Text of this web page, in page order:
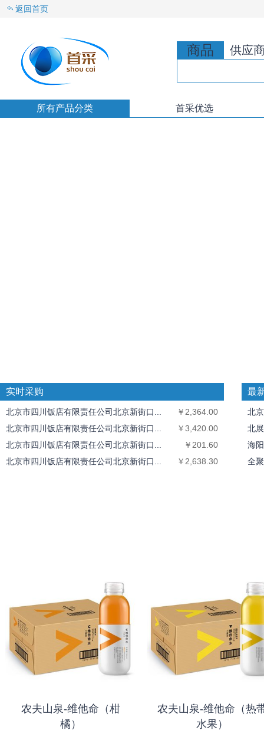
返回首页
商品 供应
所有产品分类 首采优选
实时采购
北京市四川饭店有限责任公司北京新街口...
￥2,364.00
北京市四川饭店有限责任公司北京新街口...
￥3,420.00
北京市四川饭店有限责任公司北京新街口...
￥201.60
北京市四川饭店有限责任公司北京新街口...
￥2,638.30
最
北
北
海
全
农夫山泉-维他命（柑
橘）
农夫山泉-维他命（热
水果）